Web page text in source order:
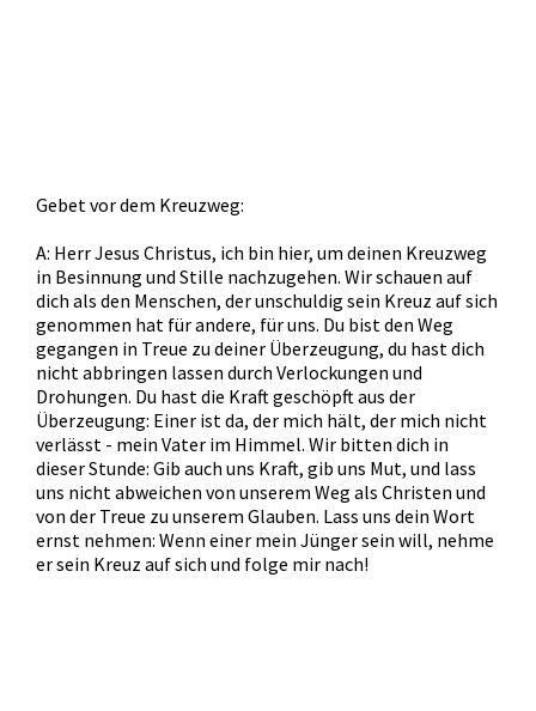
Gebet vor dem Kreuzweg:
A: Herr Jesus Christus, ich bin hier, um deinen Kreuzweg
in Besinnung und Stille nachzugehen. Wir schauen auf
dich als den Menschen, der unschuldig sein Kreuz auf sich
genommen hat für andere, für uns. Du bist den Weg
gegangen in Treue zu deiner Überzeugung, du hast dich
nicht abbringen lassen durch Verlockungen und
Drohungen. Du hast die Kraft geschöpft aus der
Überzeugung: Einer ist da, der mich hält, der mich nicht
verlässt - mein Vater im Himmel. Wir bitten dich in
dieser Stunde: Gib auch uns Kraft, gib uns Mut, und lass
uns nicht abweichen von unserem Weg als Christen und
von der Treue zu unserem Glauben. Lass uns dein Wort
ernst nehmen: Wenn einer mein Jünger sein will, nehme
er sein Kreuz auf sich und folge mir nach!